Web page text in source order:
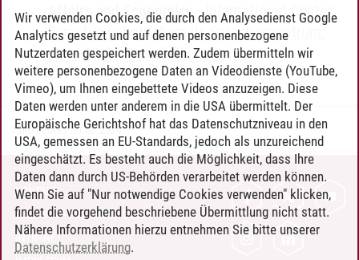
Affairs and Economics-International Center:
Sprachangebot (ehemals Sprachenzentrum;
ohne CPs)-Französisch A2
Timo Leder/30.06.2024
KONTAKT
LEUPHANA ALS ARBEITGEBER
INTRANET
Wir verwenden Cookies, die durch den Analysedienst Google
Analytics gesetzt und auf denen personenbezogene
Nutzerdaten gespeichert werden. Zudem übermitteln wir
weitere personenbezogene Daten an Videodienste (YouTube,
Vimeo), um Ihnen eingebettete Videos anzuzeigen. Diese
Daten werden unter anderem in die USA übermittelt. Der
Europäische Gerichtshof hat das Datenschutzniveau in den
USA, gemessen an EU-Standards, jedoch als unzureichend
eingeschätzt. Es besteht auch die Möglichkeit, dass Ihre
Daten dann durch US-Behörden verarbeitet werden können.
Wenn Sie auf "Nur notwendige Cookies verwenden" klicken,
findet die vorgehend beschriebene Übermittlung nicht statt.
Nähere Informationen hierzu entnehmen Sie bitte unserer
Datenschutzerklärung.